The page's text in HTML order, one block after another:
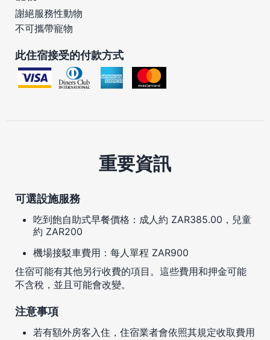
謝絕服務性動物
不可攜帶寵物
此住宿接受的付款方式
重要資訊
可選設施服務
吃到飽自助式早餐價格：成人約 ZAR385.00，兒童
約 ZAR200
機場接駁車費用：每人單程 ZAR900
住宿可能有其他另行收費的項目。這些費用和押金可能
不含稅，並且可能會改變。
注意事項
若有額外房客入住，住宿業者會依照其規定收取費用